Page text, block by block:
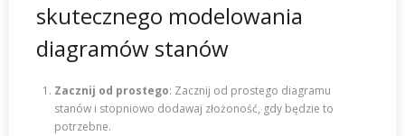
skutecznego modelowania
diagramów stanów
Zacznij od prostego: Zacznij od prostego diagramu
stanów i stopniowo dodawaj złożoność, gdy będzie to
potrzebne.